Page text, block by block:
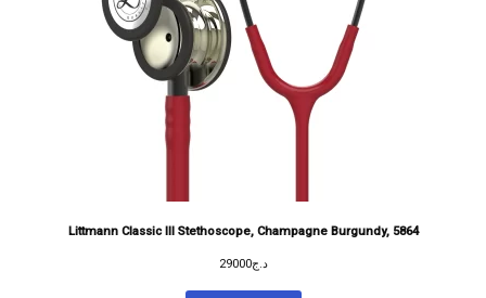
Littmann Classic III Stethoscope, Champagne Burgundy, 5864
د.ج29000